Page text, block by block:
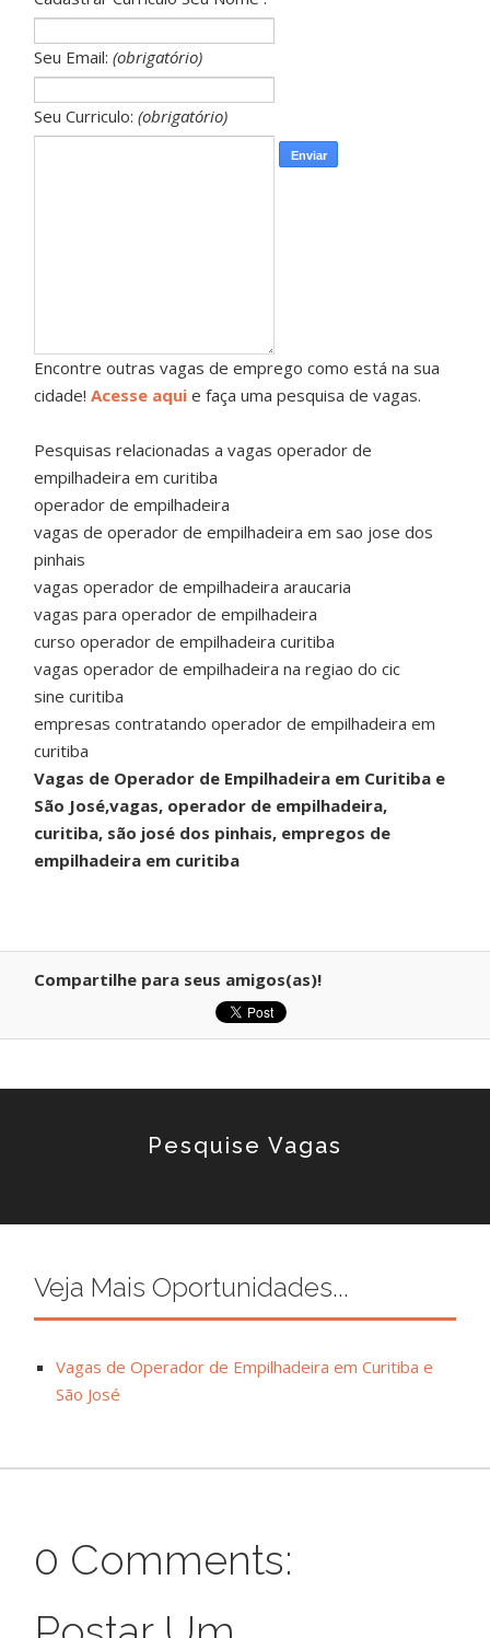
Seu Email:(obrigatório)
Seu Curriculo:(obrigatório)
Encontre outras vagas de emprego como está na sua
cidade!Acesse aqui e faça uma pesquisa de vagas.
Pesquisas relacionadas a vagas operador de
empilhadeira em curitiba
operador de empilhadeira
vagas de operador de empilhadeira em sao jose dos
pinhais
vagas operador de empilhadeira araucaria
vagas para operador de empilhadeira
curso operador de empilhadeira curitiba
vagas operador de empilhadeira na regiao do cic
sine curitiba
empresas contratando operador de empilhadeira em
curitiba
Vagas de Operador de Empilhadeira em Curitiba e
São José,vagas, operador de empilhadeira,
curitiba, são josé dos pinhais, empregos de
empilhadeira em curitiba
Compartilhe para seus amigos(as)!
Pesquise Vagas
Veja Mais Oportunidades...
Vagas de Operador de Empilhadeira em Curitiba e
São José
0 Comments: